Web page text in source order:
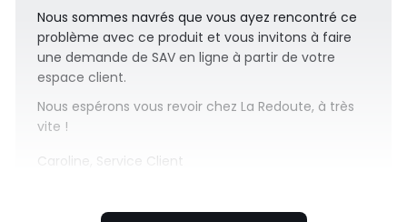
Nous sommes navrés que vous ayez rencontré ce
problème avec ce produit et vous invitons à faire
une demande de SAV en ligne à partir de votre
espace client.
Nous espérons vous revoir chez La Redoute, à très
vite !
Caroline, Service Client